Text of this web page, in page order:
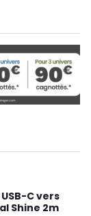
USB-C vers
Shine 2m